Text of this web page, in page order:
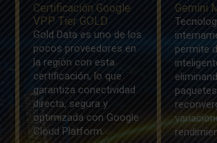
Certificación Google
VPP Tier GOLD
Gold Data es uno de los
pocos proveedores en
la región con esta
certificación, lo que
garantiza conectividad
directa, segura y
optimizada con Google
Cloud Platform.
Gemini
permite